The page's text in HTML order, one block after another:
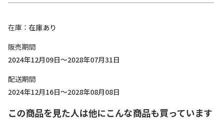
在庫
在庫あり
販売期間
2024年12月09日～2028年07月31日
配送期間
2024年12月16日～2028年08月08日
この商品を見た人は他にこんな商品も買っています